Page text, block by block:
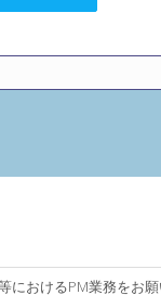
おけるPM業務をお願